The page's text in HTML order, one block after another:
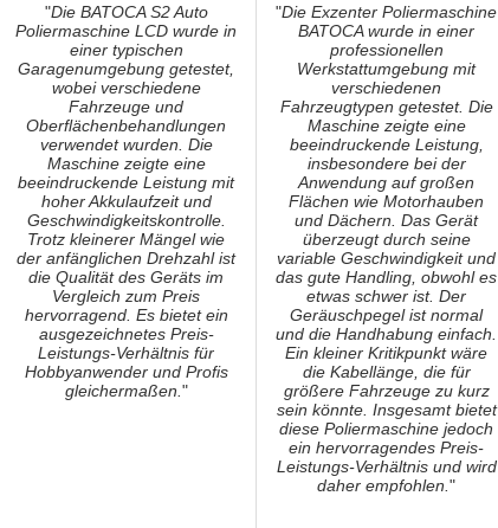
"Die BATOCA S2 Auto
Poliermaschine LCD wurde in
einer typischen
Garagenumgebung getestet,
wobei verschiedene
Fahrzeuge und
Oberflächenbehandlungen
verwendet wurden. Die
Maschine zeigte eine
beeindruckende Leistung mit
hoher Akkulaufzeit und
Geschwindigkeitskontrolle.
Trotz kleinerer Mängel wie
der anfänglichen Drehzahl ist
die Qualität des Geräts im
Vergleich zum Preis
hervorragend. Es bietet ein
ausgezeichnetes Preis-
Leistungs-Verhältnis für
Hobbyanwender und Profis
gleichermaßen. "
"Die Exzenter Poliermaschine
BATOCA wurde in einer
professionellen
Werkstattumgebung mit
verschiedenen
Fahrzeugtypen getestet. Die
Maschine zeigte eine
beeindruckende Leistung,
insbesondere bei der
Anwendung auf großen
Flächen wie Motorhauben
und Dächern. Das Gerät
überzeugt durch seine
variable Geschwindigkeit und
das gute Handling, obwohl es
etwas schwer ist. Der
Geräuschpegel ist normal
und die Handhabung einfach.
Ein kleiner Kritikpunkt wäre
die Kabellänge, die für
größere Fahrzeuge zu kurz
sein könnte. Insgesamt bietet
diese Poliermaschine jedoch
ein hervorragendes Preis-
Leistungs-Verhältnis und wird
daher empfohlen. "